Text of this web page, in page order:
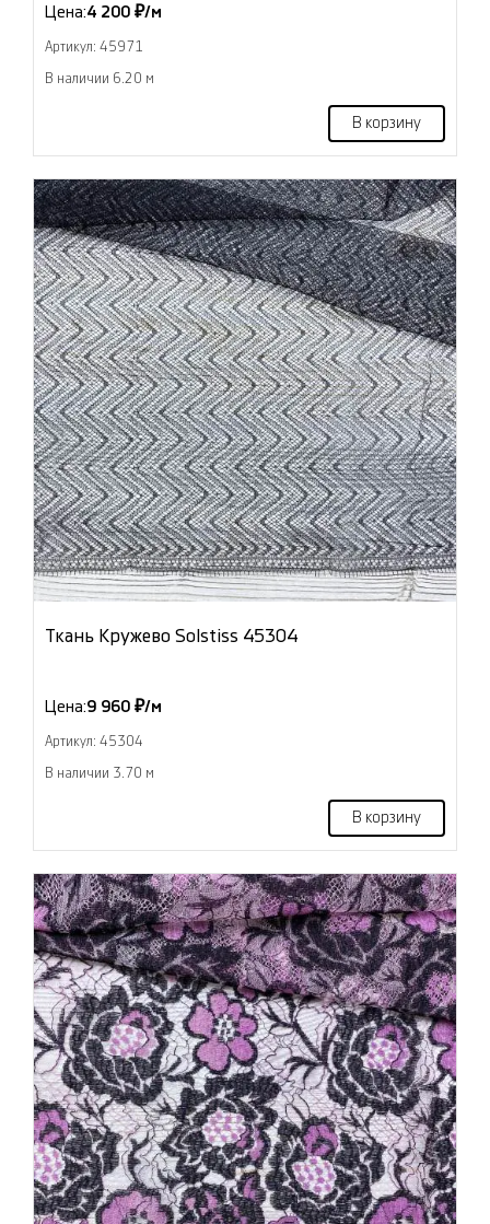
Цена:4 200 ₽/м
Артикул: 45971
В наличии 6.20 м
В корзину
Ткань Кружево Solstiss 45304
Цена:9 960 ₽/м
Артикул: 45304
В наличии 3.70 м
В корзину